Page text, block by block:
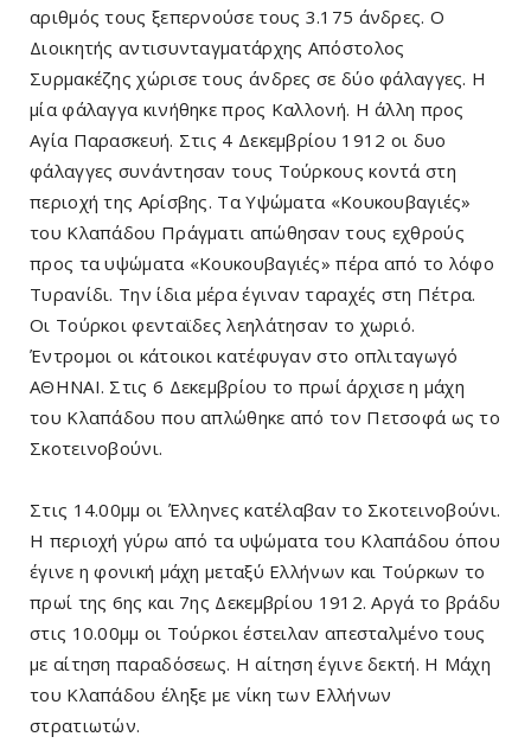
αριθμός τους ξεπερνούσε τους 3.175 άνδρες. Ο
Διοικητής αντισυνταγματάρχης Απόστολος
Συρμακέζης χώρισε τους άνδρες σε δύο φάλαγγες. Η
μία φάλαγγα κινήθηκε προς Καλλονή. Η άλλη προς
Αγία Παρασκευή. Στις 4 Δεκεμβρίου 1912 οι δυο
φάλαγγες συνάντησαν τους Τούρκους κοντά στη
περιοχή της Αρίσβης. Τα Υψώματα «Κουκουβαγιές»
του Κλαπάδου Πράγματι απώθησαν τους εχθρούς
προς τα υψώματα «Κουκουβαγιές» πέρα από το λόφο
Τυρανίδι. Την ίδια μέρα έγιναν ταραχές στη Πέτρα.
Οι Τούρκοι φενταϊδες λεηλάτησαν το χωριό.
Έντρομοι οι κάτοικοι κατέφυγαν στο οπλιταγωγό
ΑΘΗΝΑΙ. Στις 6 Δεκεμβρίου το πρωί άρχισε η μάχη
του Κλαπάδου που απλώθηκε από τον Πετσοφά ως το
Σκοτεινοβούνι.
Στις 14.00μμ οι Έλληνες κατέλαβαν το Σκοτεινοβούνι.
Η περιοχή γύρω από τα υψώματα του Κλαπάδου όπου
έγινε η φονική μάχη μεταξύ Ελλήνων και Τούρκων το
πρωί της 6ης και 7ης Δεκεμβρίου 1912. Αργά το βράδυ
στις 10.00μμ οι Τούρκοι έστειλαν απεσταλμένο τους
με αίτηση παραδόσεως. Η αίτηση έγινε δεκτή. Η Μάχη
του Κλαπάδου έληξε με νίκη των Ελλήνων
στρατιωτών.